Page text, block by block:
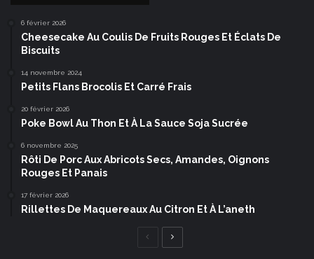
6 février 2026
Cheesecake Au Coulis De Fruits Rouges Et Éclats De
Biscuits
14 novembre 2024
Petits Flans Brocolis Et Carré Frais
20 février 2026
Poke Bowl Au Thon Et À La Sauce Soja Sucrée
6 novembre 2025
Rôti De Porc Aux Abricots Secs, Amandes, Oignons
Rouges Et Panais
17 février 2026
Rillettes De Maquereaux Au Citron Et À L’aneth
Page